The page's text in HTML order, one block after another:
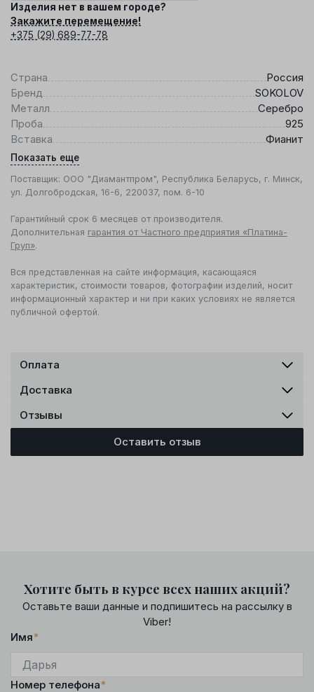
Изделия нет в вашем городе?
Закажите перемещение!
+375 (29) 689-77-78
Страна
Россия
Бренд
SOKOLOV
Металл
Серебро
Проба
925
Вставка
Фианит
Показать еще
Поставщик: ООО "Диамантпром", Республика Беларусь, г. Минск,
ул. Долгобродская, 16-6, 220037, пом. 6-10
Гарантийный срок 6 месяцев от производителя.
Дополнительная гарантия от Частного предприятия «Платина-
Груп».
Вся представленная на сайте информация, касающаяся
характеристик, стоимости товаров, фотографии изделий, носит
информационный характер и ни при каких условиях не является
публичной офертой.
Оплата
Доставка
Отзывы
Оставить отзыв
Хотите быть в курсе всех наших акций?
Оставьте ваши данные и подпишитесь на рассылку в
Viber!
Имя*
Номер телефона*